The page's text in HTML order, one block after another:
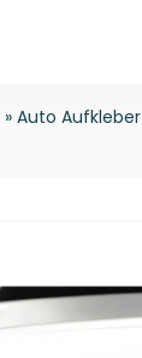
» Auto Aufkleber